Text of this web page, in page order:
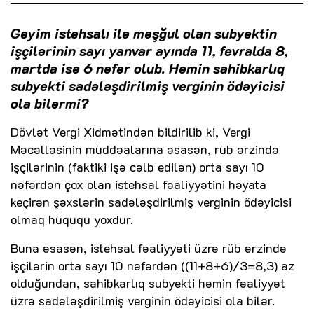
Geyim istehsalı ilə məşğul olan subyektin
işçilərinin sayı yanvar ayında 11, fevralda 8,
martda isə 6 nəfər olub. Həmin sahibkarlıq
subyekti sadələşdirilmiş verginin ödəyicisi
ola bilərmi?
Dövlət Vergi Xidmətindən bildirilib ki, Vergi
Məcəlləsinin müddəalarına əsasən, rüb ərzində
işçilərinin (faktiki işə cəlb edilən) orta sayı 10
nəfərdən çox olan istehsal fəaliyyətini həyata
keçirən şəxslərin sadələşdirilmiş verginin ödəyicisi
olmaq hüququ yoxdur.
Buna əsasən, istehsal fəaliyyəti üzrə rüb ərzində
işçilərin orta sayı 10 nəfərdən ((11+8+6)/3=8,3) az
olduğundan, sahibkarlıq subyekti həmin fəaliyyət
üzrə sadələşdirilmiş verginin ödəyicisi ola bilər.